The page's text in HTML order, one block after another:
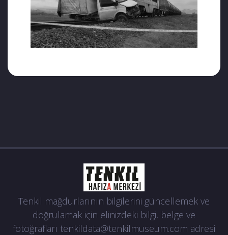
Tenkil mağdurlarının bilgilerini güncellemek ve
doğrulamak için elinizdeki bilgi, belge ve
fotoğrafları tenkildata@tenkilmuseum.com adresi